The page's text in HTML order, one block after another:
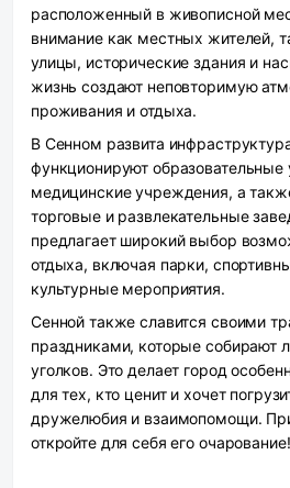
расположенный в живописной
внимание как местных жителей,
улицы, исторические здания и
жизнь создают неповторимую
проживания и отдыха.
В Сенном развита
функционируют
медицинские учреждения, а
торговые и развлекательные
предлагает широкий выбор
отдыха, включая парки,
культурные мероприятия.
Сенной также славится своими
праздниками, которые собирают
уголков. Это делает город
для тех, кто ценит и хочет
дружелюбия и взаимопомощи.
откройте для себя его очарование!